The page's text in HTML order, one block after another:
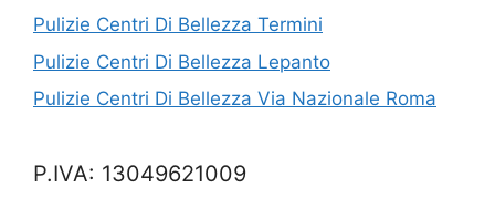
Pulizie Centri Di Bellezza Termini
Pulizie Centri Di Bellezza Lepanto
Pulizie Centri Di Bellezza Via Nazionale Roma
P.IVA: 13049621009